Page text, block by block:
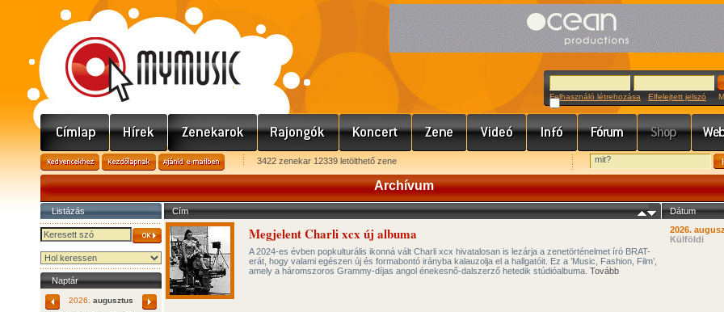
Felhasználó létrehozása Elfelejtett jelszó
3422 zenekar 12339 letölthető zene
Archívum
Listázás
Naptár
2026. augusztus
Cím Dátum
Megjelent Charli xcx új albuma
A 2024-es évben popkulturális ikonná vált Charli xcx hivatalosan is lezárja a zenetörténelmet író BRAT-
erát, hogy valami egészen új és formabontó irányba kalauzolja el a hallgatóit. Ez a ’Music, Fashion, Film’,
amely a háromszoros Grammy-díjas angol énekesnő-dalszerző hetedik stúdióalbuma. Tovább
2026.
Külföldi